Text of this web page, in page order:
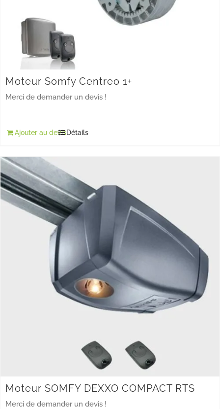
Moteur Somfy Centreo 1+
Merci de demander un devis !
Ajouter au devisDétails
Moteur SOMFY DEXXO COMPACT RTS
Merci de demander un devis !